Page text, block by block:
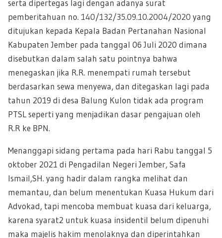
serta dipertegas lagi dengan adanya surat
pemberitahuan no. 140/132/35.09.10.2004/2020 yang
ditujukan kepada Kepala Badan Pertanahan Nasional
Kabupaten Jember pada tanggal 06 Juli 2020 dimana
disebutkan dalam salah satu pointnya bahwa
menegaskan jika R.R. menempati rumah tersebut
berdasarkan sewa menyewa, dan ditegaskan lagi pada
tahun 2019 di desa Balung Kulon tidak ada program
PTSL seperti yang menjadikan dasar pengajuan oleh
R.R ke BPN.
Menanggapi sidang pertama pada hari Rabu tanggal 5
oktober 2021 di Pengadilan Negeri Jember, Safa
Ismail,SH. yang hadir dalam rangka melihat dan
memantau, dan belum menentukan Kuasa Hukum dari
Advokad, tapi mencoba membuat kuasa dari keluarga,
karena syarat2 untuk kuasa insidentil belum dipenuhi
maka majelis hakim menolaknya dan diperintahkan